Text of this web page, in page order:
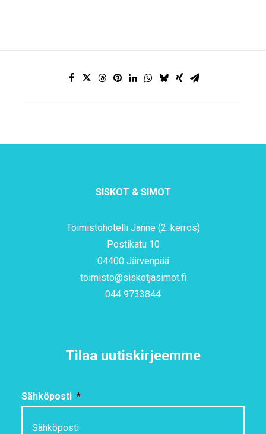
SISKOT & SIMOT
Toimistohotelli Janne (2. kerros)
Postikatu 10
04400 Järvenpää
toimisto@siskotjasimot.fi
044 9733844
Tilaa uutiskirjeemme
Sähköposti *